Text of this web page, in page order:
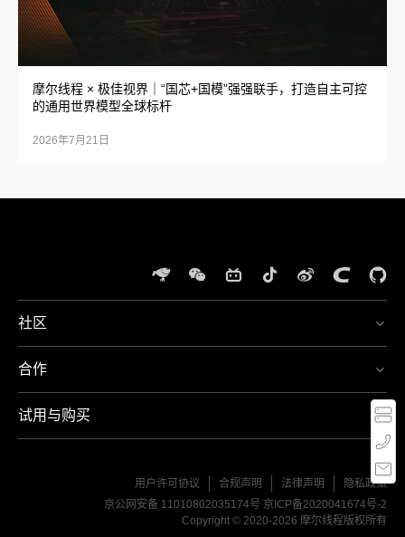
摩尔线程 × 极佳视界｜“国芯+国模”强强联手，打造自主可控
的通用世界模型全球标杆
2026年7月21日
社区
合作
试用与购买
用户许可协议 合规声明 法律声明
隐私政策
京公网安备 11010802035174号 京ICP备2020041674号-2
Copyright © 2020-2026 摩尔线程版权所有
娥
集
667-
至周
21:00